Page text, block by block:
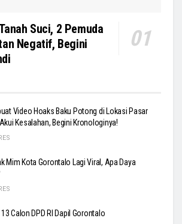
Suci, 2 Pemuda
Negatif, Begini
Video Hoaks Baku Potong di Lokasi Pasar
Kesalahan, Begini Kronologinya!
Mim Kota Gorontalo Lagi Viral, Apa Daya
13 Calon DPD RI Dapil Gorontalo